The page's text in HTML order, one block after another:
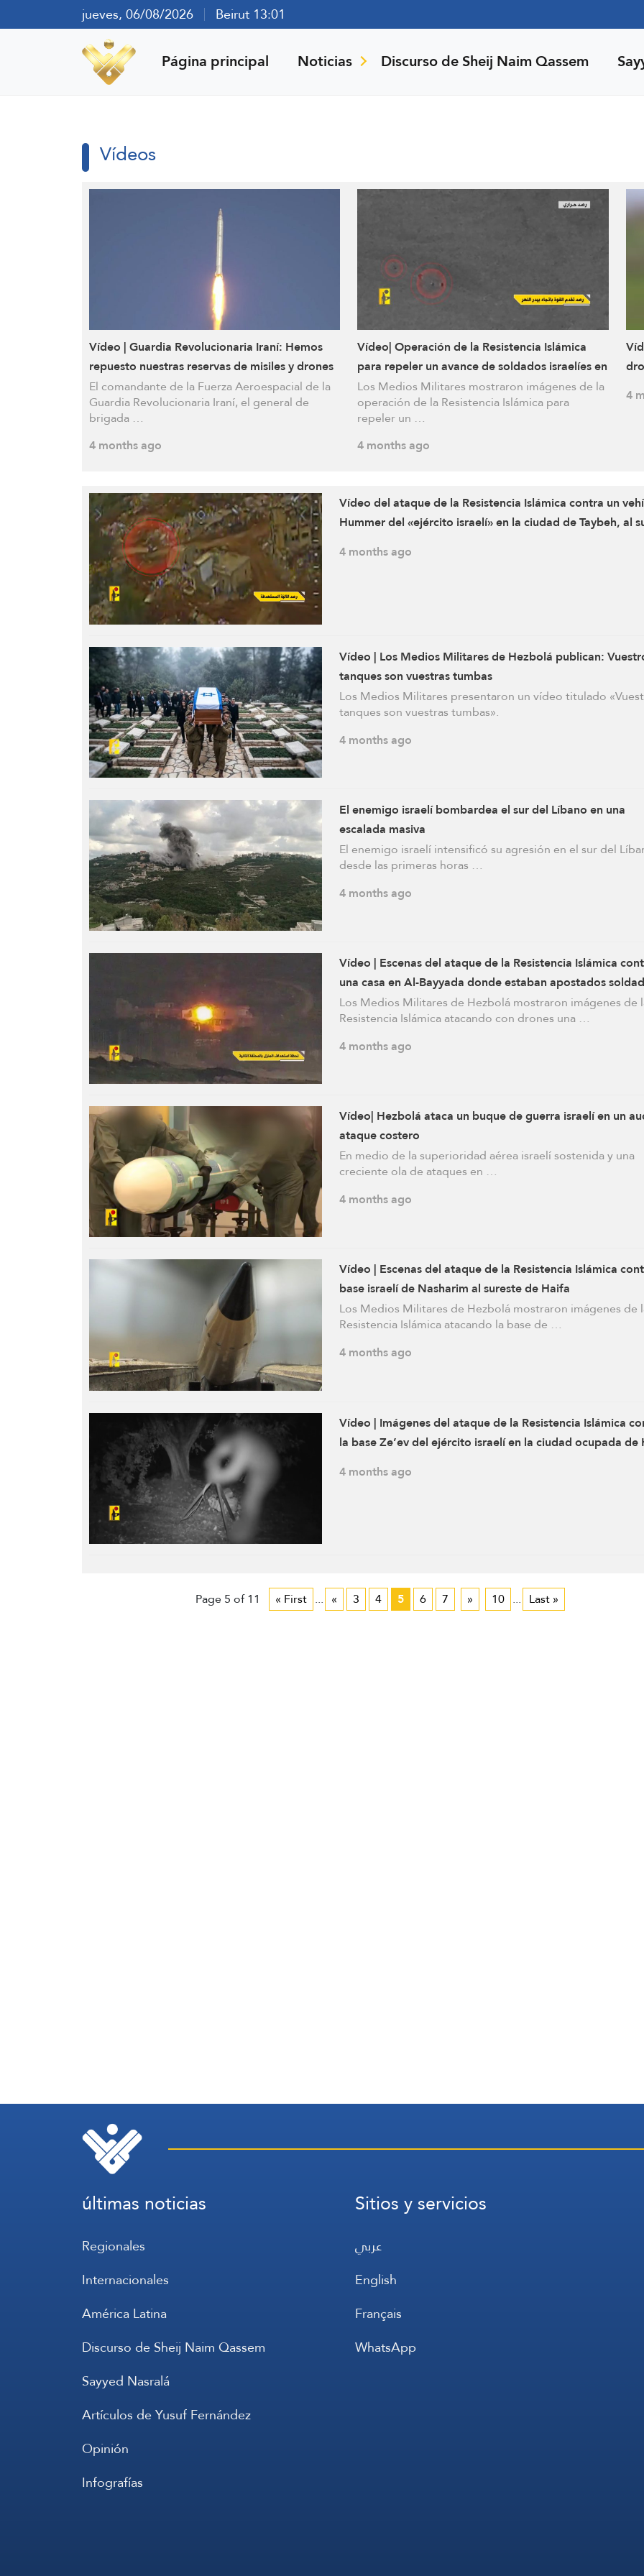
jueves, 06/08/2026 Beirut 13:01
Página principal Noticias Discurso de Sheij Naim Qassem
Vídeos
Vídeo | Guardia Revolucionaria Iraní: Hemos
repuesto nuestras reservas de misiles y drones
El comandante de la Fuerza Aeroespacial de la
Guardia Revolucionaria Iraní, el general de
brigada …
4 months ago
Vídeo| Operación de la Resistencia Islámica
para repeler un avance de soldados israelíes en
la ciudad de Taybeh
Los Medios Militares mostraron imágenes de la
operación de la Resistencia Islámica para
repeler un …
4 months ago
4
Vídeo del ataque de la Resistencia Islámica contra un
Hummer del «ejército israelí» en la ciudad de Taybeh, al
4 months ago
Vídeo | Los Medios Militares de Hezbolá publican:
tanques son vuestras tumbas
Los Medios Militares presentaron un vídeo titulado
tanques son vuestras tumbas».
4 months ago
El enemigo israelí bombardea el sur del Líbano en una
escalada masiva
El enemigo israelí intensificó su agresión en el sur del
desde las primeras horas …
4 months ago
Vídeo | Escenas del ataque de la Resistencia Islámica
una casa en Al-Bayyada donde estaban apostados
sionistas
Los Medios Militares de Hezbolá mostraron imágenes de
Resistencia Islámica atacando con drones una …
4 months ago
Vídeo| Hezbolá ataca un buque de guerra israelí en un
ataque costero
En medio de la superioridad aérea israelí sostenida y una
creciente ola de ataques en …
4 months ago
Vídeo | Escenas del ataque de la Resistencia Islámica
base israelí de Nasharim al sureste de Haifa
Los Medios Militares de Hezbolá mostraron imágenes de
Resistencia Islámica atacando la base de …
4 months ago
Vídeo | Imágenes del ataque de la Resistencia Islámica
la base Ze’ev del ejército israelí en la ciudad ocupada de
4 months ago
Page 5 of 11 « First ... « 3 4 5 6 7 » 10 ... Last »
últimas noticias
Regionales
Internacionales
América Latina
Discurso de Sheij Naim Qassem
Sayyed Nasralá
Artículos de Yusuf Fernández
Opinión
Infografías
Sitios y servicios
عربي
English
Français
WhatsApp